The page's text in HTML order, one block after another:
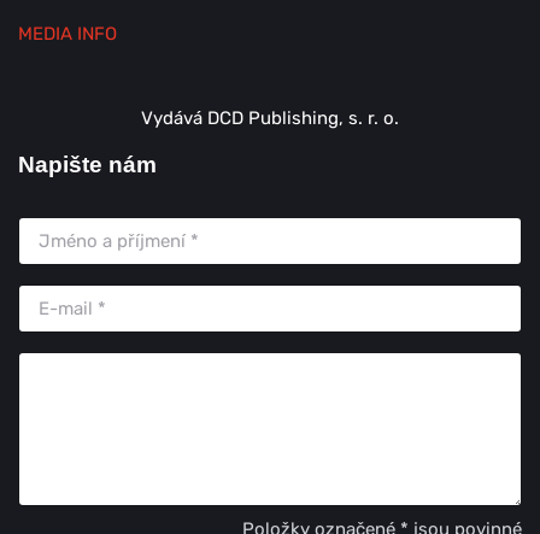
MEDIA INFO
Vydává DCD Publishing, s. r. o.
Napište nám
Položky označené * jsou povinné